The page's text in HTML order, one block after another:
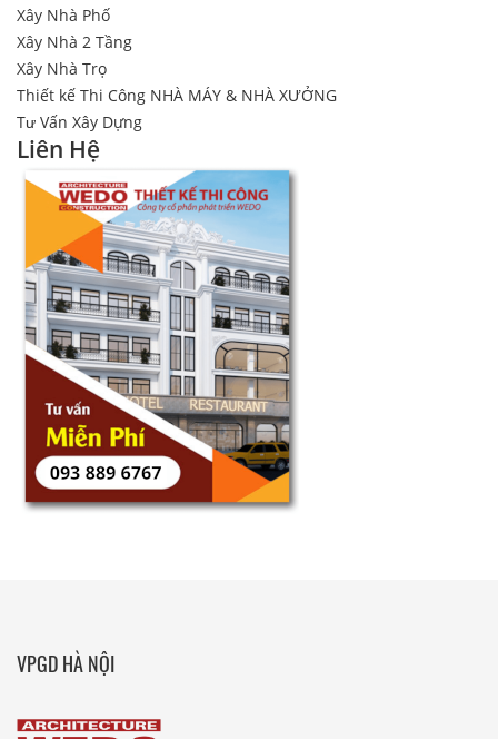
Xây Nhà Phố
Xây Nhà 2 Tầng
Xây Nhà Trọ
Thiết kế Thi Công NHÀ MÁY & NHÀ XƯỞNG
Tư Vấn Xây Dựng
Liên Hệ
VPGD HÀ NỘI